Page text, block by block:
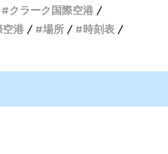
クラーク国際空港
空港 場所
時刻表